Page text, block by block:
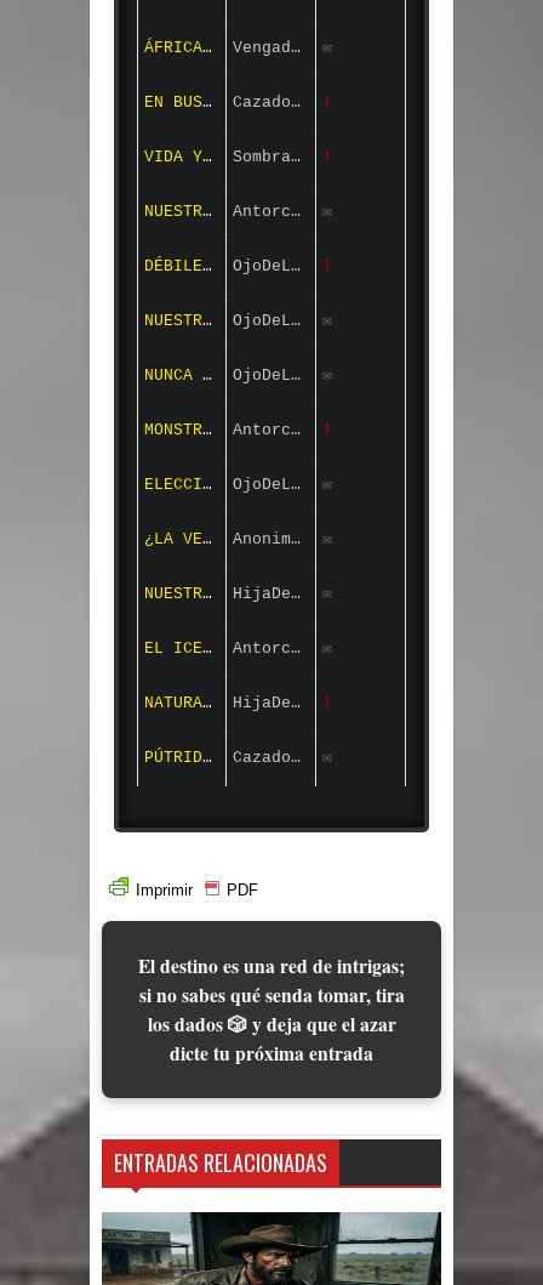
ÁFRICA ESTÁ ARDIENDO Vengador_X ✉
EN BUSCA DE MÁS PERROS ASESINOS DE RATAS Cazador_Caido !
VIDA Y MUERTE Sombra_99 !
NUESTRA IDENTIDAD Antorcha88 ✉
DÉBILES MORTALES OjoDeLince !
NUESTRO OBJETIVO OjoDeLince ✉
NUNCA VOLVERÁ A SER IGUAL OjoDeLince ✉
MONSTRUOS HUMANOS Antorcha88 !
ELECCIONES OjoDeLince ✉
¿LA VERDAD? Anonimo_Nivel_3 ✉
NUESTRO PROPÓSITO HijaDeJusticia ✉
EL ICEBERG DE LA VERDAD Antorcha88 ✉
NATURALEZA DE LA EXALTACIÓN HijaDeJusticia !
PÚTRIDOS Cazador_Caido ✉
Imprimir PDF
El destino es una red de intrigas;
si no sabes qué senda tomar, tira
los dados 🎲 y deja que el azar
dicte tu próxima entrada
ENTRADAS RELACIONADAS